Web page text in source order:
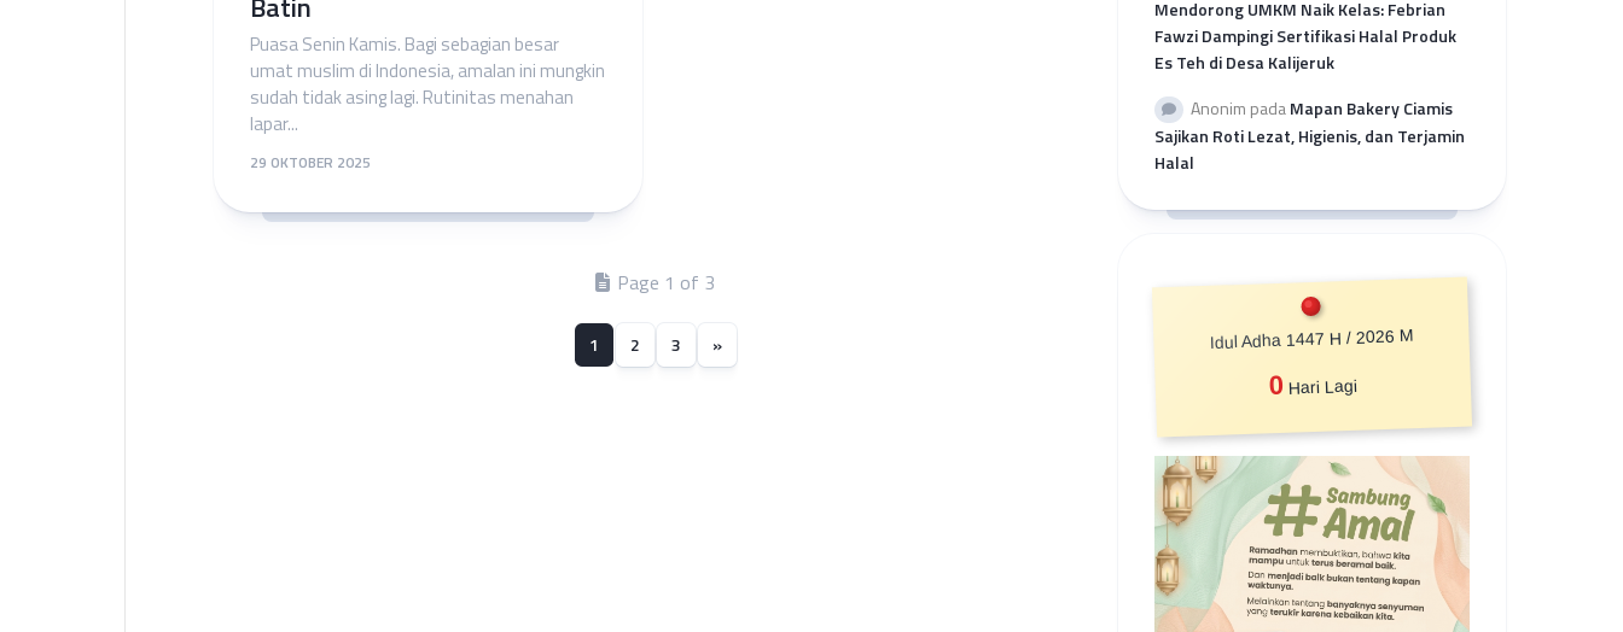
Puasa Senin Kamis. Bagi sebagian besar
umat muslim di Indonesia, amalan ini mungkin
sudah tidak asing lagi. Rutinitas menahan
lapar...
29 OKTOBER 2025
Page 1 of 3
1 2 3 »
Mendorong UMKM Naik Kelas: Febrian
Fawzi Dampingi Sertifikasi Halal Produk
Es Teh di Desa Kalijeruk
Anonim padaMapan Bakery Ciamis
Sajikan Roti Lezat, Higienis, dan Terjamin
Halal
Idul Adha 1447 H / 2026 M
0 Hari Lagi